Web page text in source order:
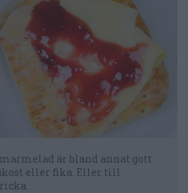
är bland annat gott
eller fika. Eller till